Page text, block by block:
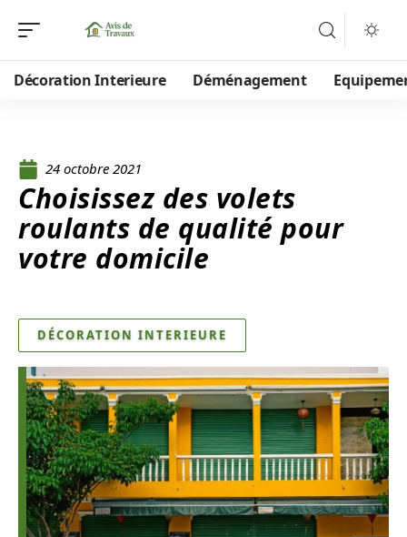
Décoration Interieure Déménagement
24 octobre 2021
Choisissez des volets
roulants de qualité pour
votre domicile
DÉCORATION INTERIEURE